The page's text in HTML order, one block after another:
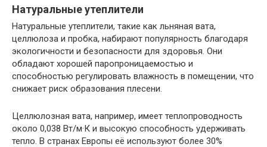
Натуральные утеплители
Натуральные утеплители, такие как льняная вата,
целлюлоза и пробка, набирают популярность благодаря
экологичности и безопасности для здоровья. Они
обладают хорошей паропроницаемостью и
способностью регулировать влажность в помещении, что
снижает риск образования плесени.
Целлюлозная вата, например, имеет теплопроводность
около 0,038 Вт/м·К и высокую способность удерживать
тепло. В странах Европы её используют более 30%